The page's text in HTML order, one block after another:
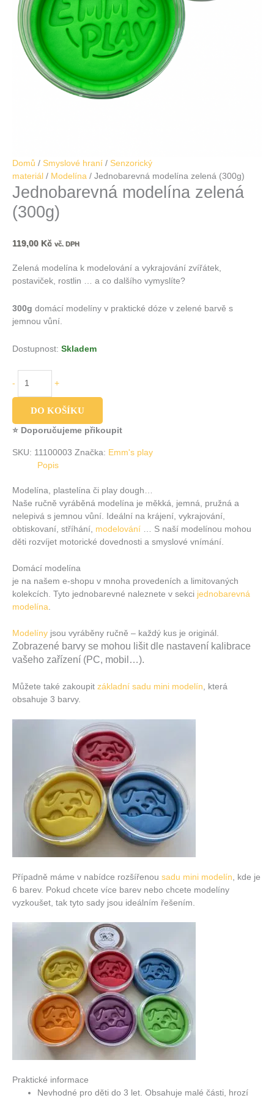
Domů / Smyslové hraní / Senzorický
materiál / Modelína / Jednobarevná modelína zelená (300g)
Jednobarevná modelína zelená
(300g)
119,00 Kč vč. DPH
Zelená modelína k modelování a vykrajování zvířátek,
postaviček, rostlin … a co dalšího vymyslíte?
300g domácí modelíny v praktické dóze v zelené barvě s
jemnou vůní.
Dostupnost: Skladem
- +
DO KOŠÍKU
⭐ Doporučujeme přikoupit
SKU: 11100003 Značka: Emm's play
Popis
Modelína, plastelína či play dough…
Naše ručně vyráběná modelína je měkká, jemná, pružná a
nelepivá s jemnou vůní. Ideální na krájení, vykrajování,
obtiskovaní, stříhání, modelování … S naší modelínou mohou
děti rozvíjet motorické dovednosti a smyslové vnímání.
Domácí modelína
je na našem e-shopu v mnoha provedeních a limitovaných
kolekcích. Tyto jednobarevné naleznete v sekci jednobarevná
modelína.
Modelíny jsou vyráběny ručně – každý kus je originál.
Zobrazené barvy se mohou lišit dle nastavení kalibrace
vašeho zařízení (PC, mobil…).
Můžete také zakoupit základní sadu mini modelín , která
obsahuje 3 barvy.
Případně máme v nabídce rozšířenou sadu mini modelín , kde je
6 barev. Pokud chcete více barev nebo chcete modelíny
vyzkoušet, tak tyto sady jsou ideálním řešením.
Praktické informace
Nevhodné pro děti do 3 let. Obsahuje malé části, hrozí